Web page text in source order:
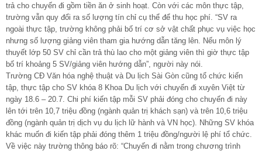
trả cho chuyến đi gồm tiền ăn ở sinh hoạt. Còn với các môn thực tập,
trường vẫn quy đổi ra số lượng tín chỉ cụ thể để thu học phí. “SV ra
ngoài thực tập, trường không phải bố trí cơ sở vật chất phục vụ việc học
nhưng số lượng giảng viên tham gia hướng dẫn tăng lên. Nếu môn lý
thuyết lớp 50 SV chỉ cần trả thù lao cho một giảng viên thì giờ thực tập
bố trí khoảng 5 SV/giảng viên hướng dẫn”, người này nói.
Trường CĐ Văn hóa nghệ thuật và Du lịch Sài Gòn cũng tổ chức kiến
tập, thực tập cho SV khóa 8 Khoa Du lịch với chuyến đi xuyên Việt từ
ngày 18.6 – 20.7. Chi phí kiến tập mỗi SV phải đóng cho chuyến đi này
lên tới trên 10,7 triệu đồng (ngành quản trị khách sạn) và trên 10,6 triệu
đồng (ngành quản trị dịch vụ du lịch lữ hành và VN học). Những SV khóa
khác muốn đi kiến tập phải đóng thêm 1 triệu đồng/người lệ phí tổ chức.
Về việc này trường thông báo rõ: “Chuyến đi nằm trong chương trình